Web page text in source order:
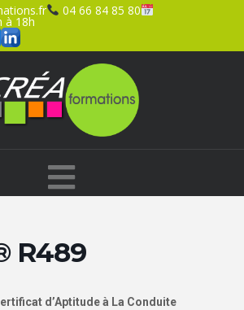
04 66 84 85 80
à 18h
Navigation
R489
d’Aptitude à La Conduite